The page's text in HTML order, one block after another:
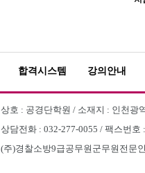
합격시스템 강의안내
상호 : 공경단학원 / 소재지 : 인천광
상담전화 : 032-277-0055 / 팩스번
(주)경찰소방9급공무원군무원전문